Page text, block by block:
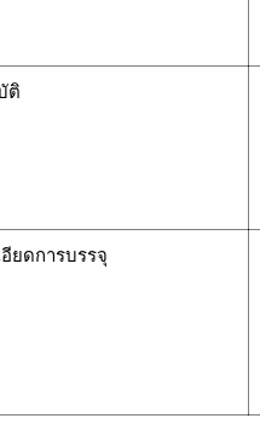
ติ
ยดการบรรจุ